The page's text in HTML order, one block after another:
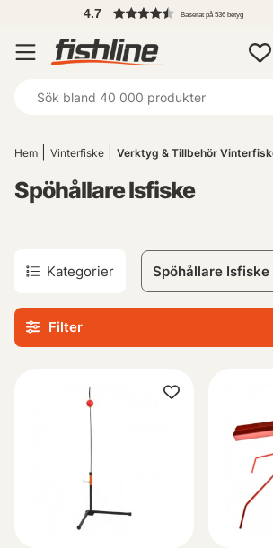
4.7 Baserat på 536 betyg
Hem Vinterfiske Verktyg & Tillbehör
Spöhållare Isfiske
Kategorier Spöhållare Isfiske
Filter